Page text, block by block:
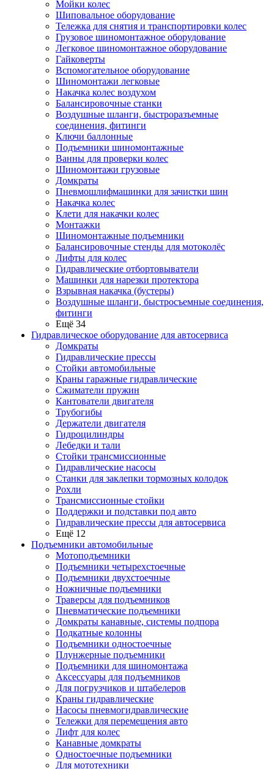
Мойки колес
Шиповальное оборудование
Тележка для снятия и транспортировки колес
Грузовое шиномонтажное оборудование
Легковое шиномонтажное оборудование
Гайковерты
Вспомогательное оборудование
Шиномонтажи легковые
Накачка колес воздухом
Балансировочные станки
Воздушные шланги, быстроразъемные
соединения, фитинги
Ключи баллонные
Подъемники шиномонтажные
Ванны для проверки колес
Шиномонтажи грузовые
Домкраты
Пневмошлифмашинки для зачистки шин
Накачка колес
Клети для накачки колес
Монтажки
Шиномонтажные подъемники
Балансировочные стенды для мотоколёс
Лифты для колес
Гидравлические отбортовыватели
Машинки для нарезки протектора
Взрывная накачка (бустеры)
Воздушные шланги, быстросъемные соединения,
фитинги
Ещё 34
Гидравлическое оборудование для автосервиса
Домкраты
Гидравлические прессы
Стойки автомобильные
Краны гаражные гидравлические
Сжиматели пружин
Кантователи двигателя
Трубогибы
Держатели двигателя
Гидроцилиндры
Лебедки и тали
Стойки трансмиссионные
Гидравлические насосы
Cтанки для заклепки тормозных колодок
Рохли
Трансмиссионные стойки
Поддержки и подставки под авто
Гидравлические прессы для автосервиса
Ещё 12
Подъемники автомобильные
Мотоподъемники
Подъемники четырехстоечные
Подъемники двухстоечные
Ножничные подъемники
Траверсы для подъемников
Пневматические подъемники
Домкраты канавные, системы подпора
Подкатные колонны
Подъемники одностоечные
Плунжерные подъемники
Подъемники для шиномонтажа
Аксессуары для подъемников
Для погрузчиков и штабелеров
Краны гидравлические
Насосы пневмогидравлические
Тележки для перемещения авто
Лифт для колес
Канавные домкраты
Одностоечные подъемники
Для мототехники